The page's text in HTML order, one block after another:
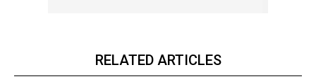
RELATED ARTICLES